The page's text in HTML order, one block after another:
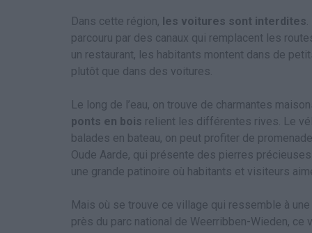
Dans cette région, les voitures sont interdites
parcouru par des canaux qui remplacent les
un restaurant, les habitants montent dans de
plutôt que dans des voitures.
Le long de l’eau, on trouve de charmantes
ponts en bois relient les différentes rives. Le
balades en bateau, on peut profiter de
Oude Aarde, qui présente des pierres
une grande patinoire où habitants et visiteurs
Mais où se trouve ce village qui ressemble à
près du parc national de Weerribben-Wieden, ce